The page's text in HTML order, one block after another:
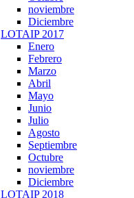
noviembre
Diciembre
LOTAIP 2017
Enero
Febrero
Marzo
Abril
Mayo
Junio
Julio
Agosto
Septiembre
Octubre
noviembre
Diciembre
LOTAIP 2018